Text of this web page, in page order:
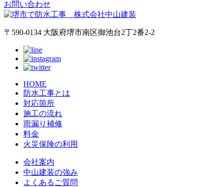
お問い合わせ
〒590-0134 大阪府堺市南区御池台2丁2番2-2
HOME
防水工事とは
対応箇所
施工の流れ
雨漏り補修
料金
火災保険の利用
会社案内
中山建装の強み
よくあるご質問